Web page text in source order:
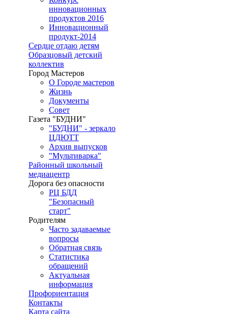
инновационных
продуктов 2016
Инновационный
продукт-2014
Сердце отдаю детям
Образцовый детский
коллектив
Город Мастеров
О Городе мастеров
Жизнь
Документы
Совет
Газета "БУДНИ"
"БУДНИ" - зеркало
ЦДЮТТ
Архив выпусков
"Мультиварка"
Районный школьный
медиацентр
Дорога без опасности
РЦ БДД
"Безопасный
старт"
Родителям
Часто задаваемые
вопросы
Обратная связь
Статистика
обращений
Актуальная
информация
Профориентация
Контакты
Карта сайта